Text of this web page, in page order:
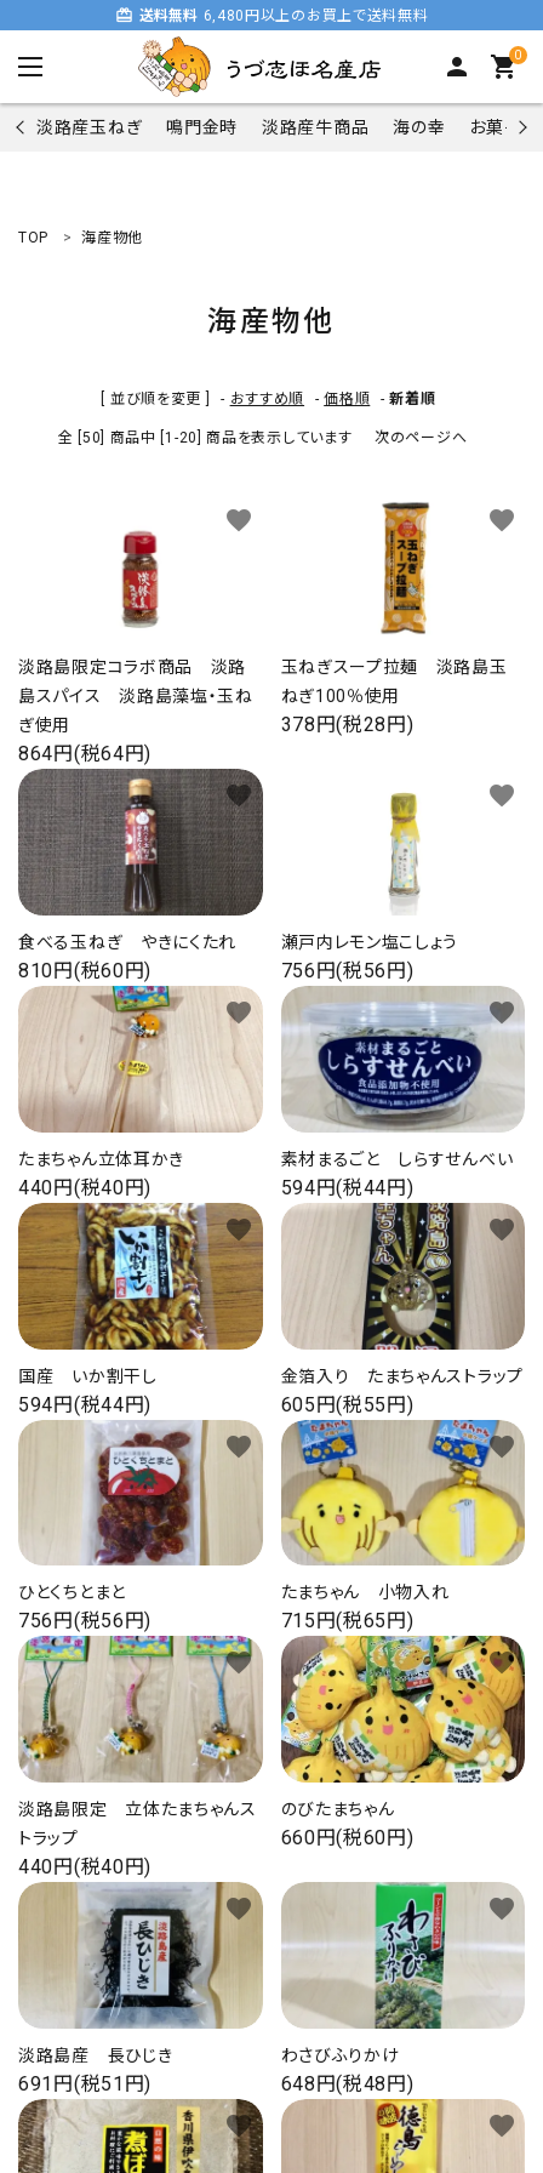
card_giftcard 送料無料 6,480円以上のお買上で送料無料
person 0
shopping_cart
淡路産玉ねぎ 鳴門金時 淡路産牛商品 海の幸 お菓子類
淡路産玉ねぎ
玉ちゃん・雑貨
INFORMATIOM
会社概要
お支払い・配送
よくある質問
お問い合わせ
特定商取引
プライバシーポリシー
ACCOUNT MENU
ようこそ ゲスト 様
TOP 海産物他
海産物他
[ 並び順を変更 ] - おすすめ順 -価格順 -新着順
全 [50] 商品中 [1-20] 商品を表示しています 次のページへ
淡路島限定コラボ商品 淡路
島スパイス 淡路島藻塩・玉ね
ぎ使用
864円(税64円)
favorite
玉ねぎスープ拉麺 淡路島玉
ねぎ100％使用
378円(税28円)
favorite
食べる玉ねぎ やきにくたれ
810円(税60円)
favorite
瀬戸内レモン塩こしょう
756円(税56円)
favorite
たまちゃん立体耳かき
440円(税40円)
favorite
素材まるごと しらすせんべい
594円(税44円)
favorite
国産 いか割干し
594円(税44円)
favorite
金箔入り たまちゃんストラップ
605円(税55円)
favorite
ひとくちとまと
756円(税56円)
favorite
たまちゃん 小物入れ
715円(税65円)
favorite
淡路島限定 立体たまちゃんス
トラップ
440円(税40円)
favorite
のびたまちゃん
660円(税60円)
favorite
淡路島産 長ひじき
691円(税51円)
favorite
わさびふりかけ
648円(税48円)
favorite
favorite favorite